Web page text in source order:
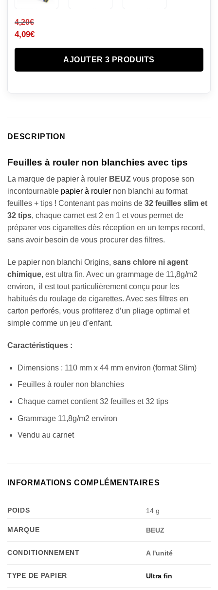
4,20€
4,09€
AJOUTER 3 PRODUITS
DESCRIPTION
Feuilles à rouler non blanchies avec tips
La marque de papier à rouler BEUZ vous propose son
incontournable papier à rouler non blanchi au format
feuilles + tips ! Contenant pas moins de 32 feuilles slim et
32 tips, chaque carnet est 2 en 1 et vous permet de
préparer vos cigarettes dès réception en un temps record,
sans avoir besoin de vous procurer des filtres.
Le papier non blanchi Origins, sans chlore ni agent
chimique, est ultra fin. Avec un grammage de 11,8g/m2
environ, il est tout particulièrement conçu pour les
habitués du roulage de cigarettes. Avec ses filtres en
carton perforés, vous profiterez d’un pliage optimal et
simple comme un jeu d’enfant.
Caractéristiques :
Dimensions : 110 mm x 44 mm environ (format Slim)
Feuilles à rouler non blanchies
Chaque carnet contient 32 feuilles et 32 tips
Grammage 11,8g/m2 environ
Vendu au carnet
INFORMATIONS COMPLÉMENTAIRES
POIDS 14 g
MARQUE BEUZ
CONDITIONNEMENT A l'unité
TYPE DE PAPIER Ultra fin